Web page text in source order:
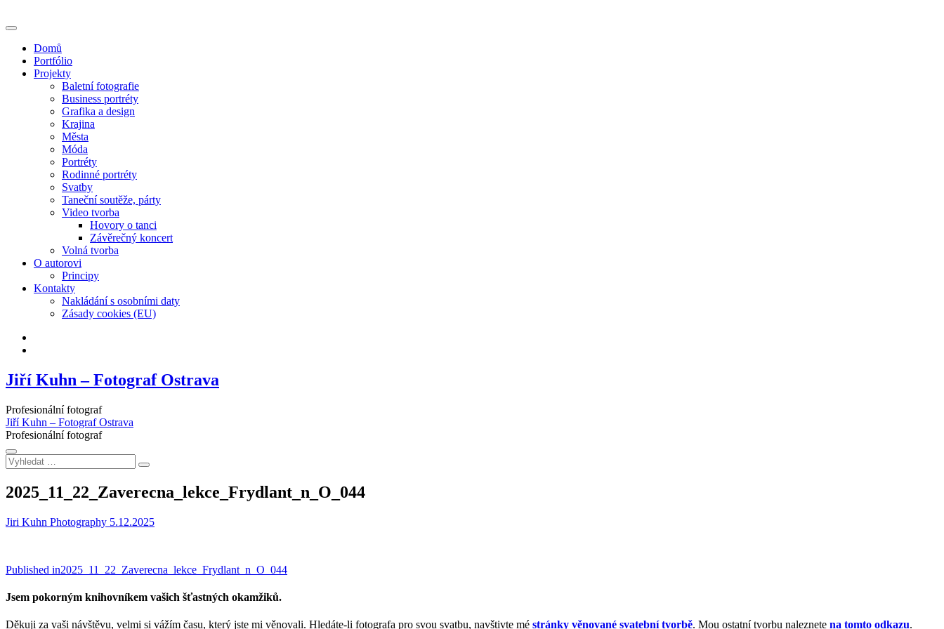
to
Domů
Portfólio
Projekty
Baletní fotografie
Business portréty
Grafika a design
Krajina
Města
Móda
Portréty
Rodinné portréty
Svatby
Taneční soutěže, párty
Video tvorba
Hovory o tanci
Závěrečný koncert
Volná tvorba
O autorovi
Principy
Kontakty
Nakládání s osobními daty
Zásady cookies (EU)
Jiří Kuhn – Fotograf Ostrava
Profesionální fotograf
Jiří Kuhn – Fotograf Ostrava
Profesionální fotograf
Vyhledat
…
2025_11_22_Zaverecna_lekce_Frydlant_n_O_044
Jiri Kuhn Photography 5.12.2025
Navigace
pro
Published in2025_11_22_Zaverecna_lekce_Frydlant_n_O_044
Jsem pokorným knihovníkem vašich šťastných okamžiků.
Děkuji za vaši návštěvu, velmi si vážím času, který jste mi věnovali. Hledáte-li fotografa pro svou svatbu, navštivte mé stránky věnované svatební tvorbě. Mou ostatní tvorbu naleznete na tomto odkazu.